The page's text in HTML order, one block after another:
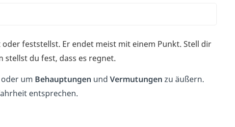
feststellst. Er endet meist mit einem Punkt. Stell dir
stellst du fest, dass es regnet.
um Behauptungen und Vermutungen zu äußern.
entsprechen.